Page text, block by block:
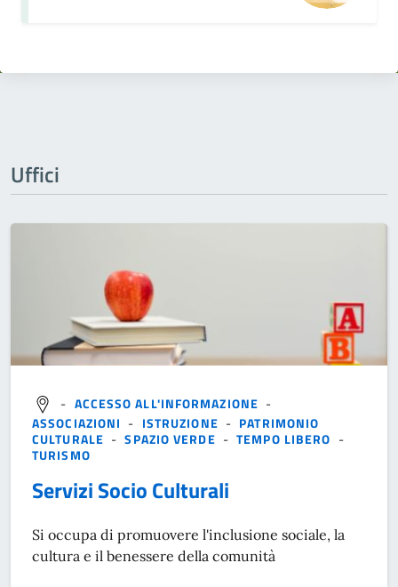
Uffici
- ACCESSO ALL'INFORMAZIONE -
ASSOCIAZIONI - ISTRUZIONE - PATRIMONIO
CULTURALE -SPAZIO VERDE -TEMPO LIBERO -
TURISMO
Servizi Socio Culturali
Si occupa di promuovere l'inclusione sociale, la
cultura e il benessere della comunità